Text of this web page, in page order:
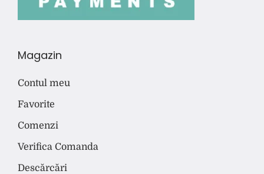
Magazin
Contul meu
Favorite
Comenzi
Verifica Comanda
Descărcări